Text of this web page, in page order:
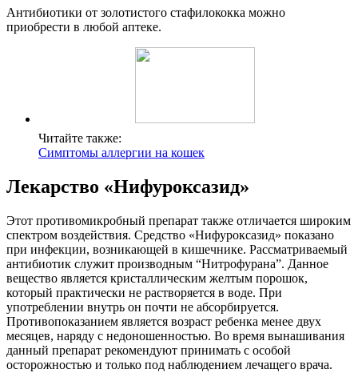
Антибиотики от золотистого стафилококка можно
приобрести в любой аптеке.
Читайте также:
Симптомы аллергии на кошек
Лекарство «Нифуроксазид»
Этот противомикробный препарат также отличается широким
спектром воздействия. Средство «Нифуроксазид» показано
при инфекции, возникающей в кишечнике. Рассматриваемый
антибиотик служит производным “Нитрофурана”. Данное
вещество является кристаллическим желтым порошок,
который практически не растворяется в воде. При
употреблении внутрь он почти не абсорбируется.
Противопоказанием является возраст ребенка менее двух
месяцев, наряду с недоношенностью. Во время вынашивания
данный препарат рекомендуют принимать с особой
осторожностью и только под наблюдением лечащего врача.